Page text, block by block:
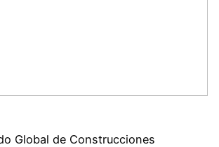
Global de Construcciones